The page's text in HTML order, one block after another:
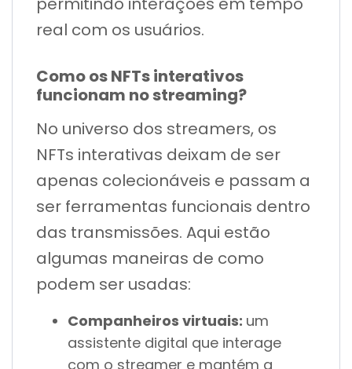
real com os usuários.
Como os NFTs interativos
funcionam no streaming?
No universo dos streamers, os
NFTs interativas deixam de ser
apenas colecionáveis e passam a
ser ferramentas funcionais dentro
das transmissões. Aqui estão
algumas maneiras de como
podem ser usadas:
Companheiros virtuais: um
assistente digital que interage
com o streamer e mantém a